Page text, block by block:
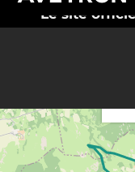
Le site